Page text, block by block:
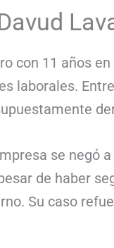
con 11 años
laborales.
se negó
de haber
Su caso